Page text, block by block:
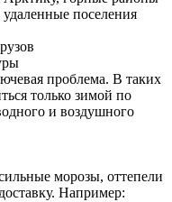
поселения
проблема. В таких
только зимой по
и воздушного
морозы, оттепели
Например: